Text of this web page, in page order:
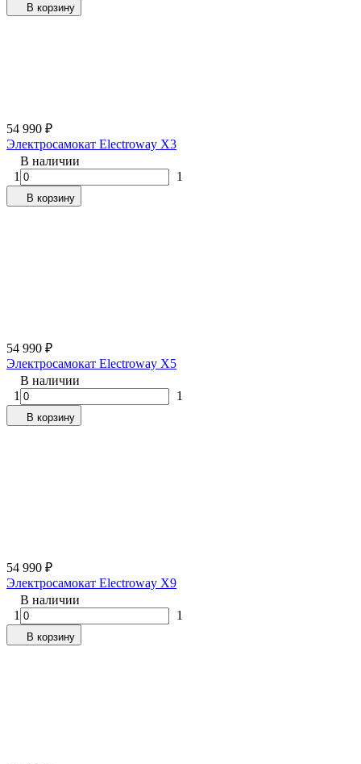
В корзину
54 990 ₽
Электросамокат Electroway X3
В наличии
1
1
В корзину
54 990 ₽
Электросамокат Electroway X5
В наличии
1
1
В корзину
54 990 ₽
Электросамокат Electroway X9
В наличии
1
1
В корзину